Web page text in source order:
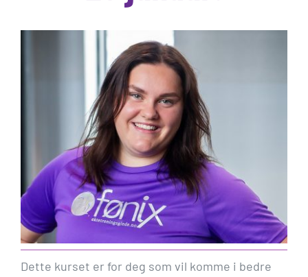
Dette kurset er for deg som vil komme i bedre